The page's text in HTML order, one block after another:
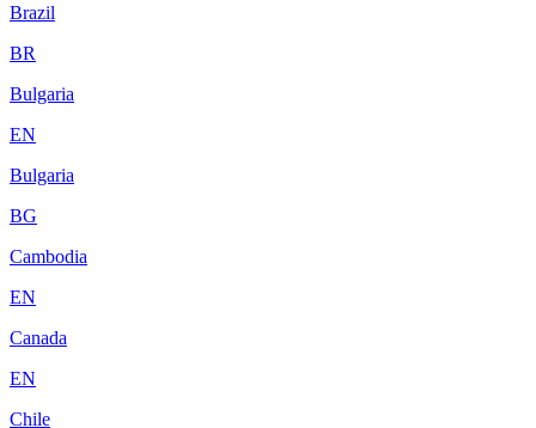
Brazil
BR
Bulgaria
EN
Bulgaria
BG
Cambodia
EN
Canada
EN
Chile